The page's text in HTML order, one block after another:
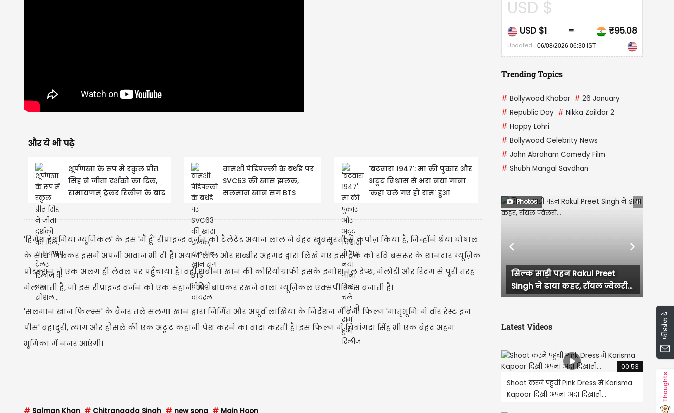
और ये भी पढ़े
शूर्पणखा के रूप में रकुल प्रीत
सिंह ने जीता दर्शकों का दिल,
रामायणम् ट्रेलर रिलीज़ के बाद
वामशी पेडिपल्ली के बर्थडे पर
SVC63 की खास झलक,
सलमान खान संग BTS
'बटवारा 1947': मां की पुकार और
अटूट विश्वास से भरा नया गाना
'कहां चले गए हो राम' हुआ
​'हिमेश रेशमिया म्यूज़िकल' के इस 'मैं हूँ' रीप्राइज्ड वर्जन को टैलेंटेड अयान लाल ने बेहद खूबसूरती से कंपोज़ किया है, जिन्होंने श्रेया घोषाल
के साथ मिलकर इसमें अपनी आवाज भी दी है। अयान लाल और शब्बीर अहमद द्वारा लिखे गए इस ट्रैक को रवि बसरूर के शानदार म्यूज़िक
प्रोडक्शन ने एक अलग ही लेवल पर पहुँचाया है। वहीं शबीना खान की कोरियोग्राफी इसके इमोशनल डेप्थ, मेलोडी और रिदम से पूरी तरह
मेल खाती है, जो इस रीप्राइज्ड वर्जन को एक रूहानी और बांधकर रखने वाला म्यूज़िकल एक्सपीरियंस बनाती है।
​'सलमान खान फिल्म्स' के बैनर तले सलमा खान द्वारा निर्मित और अपूर्व लाखिया के निर्देशन में बनी फिल्म 'मातृभूमि: मे वॉर रेस्ट इन
पीस' बहादुरी, त्याग और हौसले की एक अटूट कहानी पेश करने का वादा करती है। इस फिल्म में चित्रांगदा सिंह भी एक बेहद अहम
भूमिका में नजर आएंगी।
# Salman Khan # Chitrangada Singh # new song # Main Hoon
₹95.08 CAD $1 =
Updated 06/08/2026 06:30 IST
Trending Topics
# Bollywood Khabar # 26 January
# Republic Day # Nikka Zaildar 2
# Happy Lohri
# Bollywood Celebrity News
# John Abraham Comedy Film
# Shubh Mangal Savdhan
Photos 10
सिल्क साड़ी पहन Rakul Preet
Singh ने ढाया कहर, रॉयल ज्वेलरी...
52 की उम्र में भी कहर ढा रहीं
मलाइका अरोड़ा, बिकिनी
Previous Next
Latest Videos
00:53
Shoot करने पहुंची Pink Dress में Karisma
Kapoor दिखी अपना अदा दिखाती...
फीडबैक दें
Thoughts